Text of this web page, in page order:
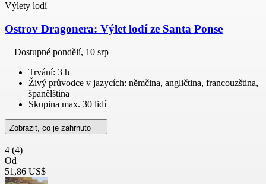
Výlety lodí
Ostrov Dragonera: Výlet lodí ze Santa Ponse
Dostupné pondělí, 10 srp
Trvání: 3 h
Živý průvodce v jazycích: němčina, angličtina, francouzština,
španělština
Skupina max. 30 lidí
Zobrazit, co je zahrnuto
4 (4)
Od
51,86 US$